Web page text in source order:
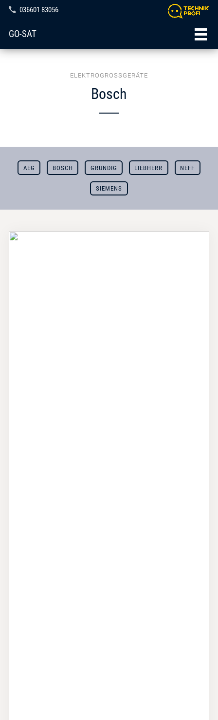
036601 83056
GO-SAT
ELEKTROGROSSGERÄTE
Bosch
AEG BOSCH GRUNDIG LIEBHERR NEFF
SIEMENS